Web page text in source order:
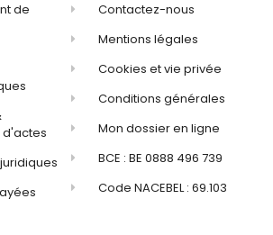
de
d'actes
Contactez-nous
Mentions légales
Cookies et vie privée
Conditions générales
Mon dossier en ligne
BCE : BE 0888 496 739
Code NACEBEL : 69.103